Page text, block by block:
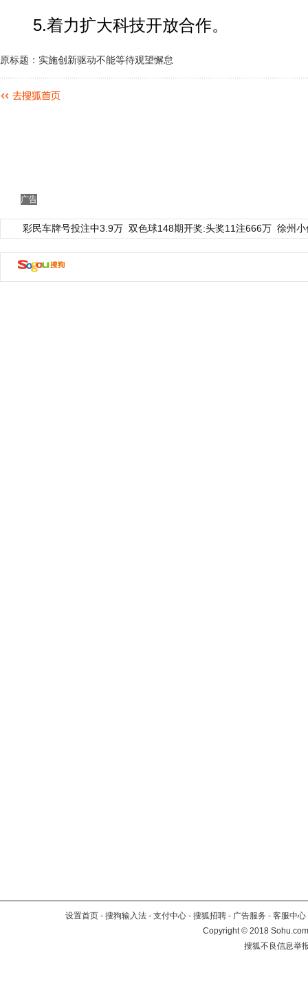
5.着力扩大科技开放合作。
原标题：实施创新驱动不能等待观望懈怠
广告
彩民车牌号投注中3.9万 双色球148期开奖:头奖11注666万 徐州
设置首页 - 搜狗输入法 - 支付中心 - 搜狐招聘 - 广告服务 - 客服中心
Copyright©2018
搜狐不良信息举